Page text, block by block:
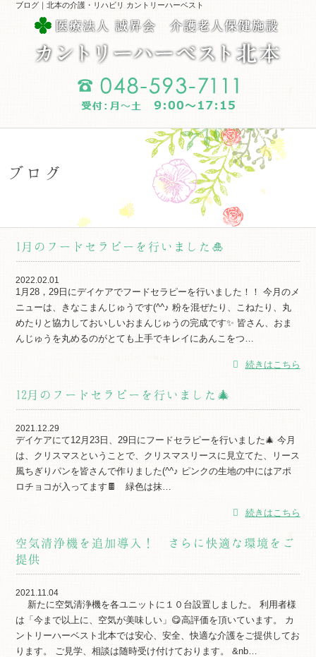
ブログ｜北本の介護・リハビリ カントリーハーベスト
ブログ
1月のフードセラピーを行いました🎍
2022.02.01
1月28，29日にデイケアでフードセラピーを行いました！！ 今月のメ
ニューは、きなこまんじゅうです(^^♪ 粉を混ぜたり、こねたり、丸
めたりと協力しておいしいおまんじゅうの完成です✨ 皆さん、おま
んじゅうを丸めるのがとても上手でキレイにあんこをつ…
続きはこちら
12月のフードセラピーを行いました🎄
2021.12.29
デイケアにて12月23日、29日にフードセラピーを行いました🎄 今月
は、クリスマスということで、クリスマスリースに見立てた、リース
風ちぎりパンを皆さんで作りました(^^♪ ピンクの生地の中にはアポ
ロチョコが入ってます🍫 緑色は抹…
続きはこちら
空気清浄機を追加導入！ さらに快適な環境をご
提供
2021.11.04
新たに空気清浄機を各ユニットに１０台設置しました。 利用者様
は「今まで以上に、空気が美味しい」😋高評価を頂いています。 カ
ントリーハーベスト北本では安心、安全、快適な介護をご提供してお
ります。 ご見学、相談は随時受け付けております。 &nb…